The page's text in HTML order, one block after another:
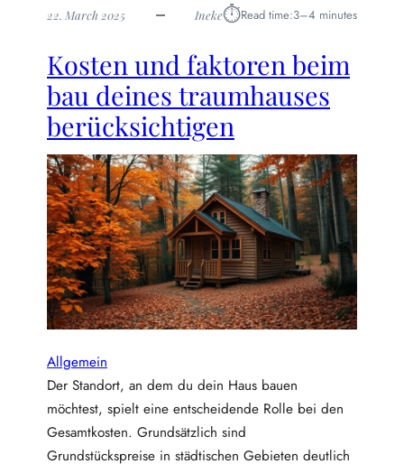
e
i
a
l
i
e
n
u
n
d
p
l
a
n
u
n
e
i
b
e
r
b
e
i
m
h
a
u
s
b
:
w
a
s
22. March 2025 Ineke⏱︎Read time:3–4 minutes
Kosten und faktoren beim
bau deines traumhauses
berücksichtigen
Allgemein
Der Standort, an dem du dein Haus bauen
möchtest, spielt eine entscheidende Rolle bei den
Gesamtkosten. Grundsätzlich sind
Grundstückspreise in städtischen Gebieten deutlich